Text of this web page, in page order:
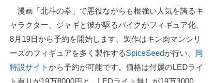
ITの今と未来を見通す
スマホと通信の最新トレンド
進化するPCとデバイスの未来
好きが集まる 比べて選べる
漫画「北斗の拳」で悪役ながらも根強い人気を誇るキ
ャラクター、ジャギと彼が駆るバイクがフィギュア化、
8月19日から予約を開始します。製作はキン肉マンシリ
ーズのフィギュアを多く製作するSpiceSeedが行い、
同
特設サイト から予約が可能です。価格は付属のLEDライ